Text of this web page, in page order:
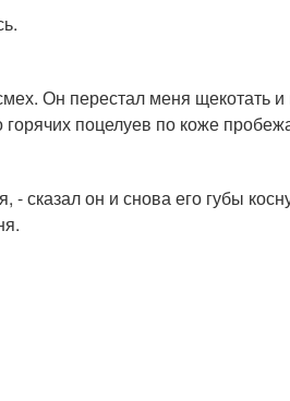
Он перестал меня щекотать
поцелуев по коже
сказал он и снова его губы